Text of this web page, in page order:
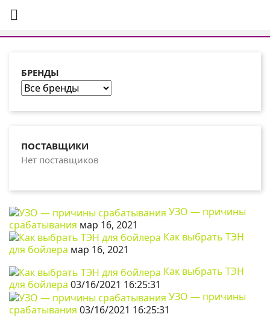

БРЕНДЫ
ПОСТАВЩИКИ
Нет поставщиков
УЗО — причины
срабатывания мар 16, 2021
Как выбрать ТЭН
для бойлера мар 16, 2021
Как выбрать ТЭН
для бойлера 03/16/2021 16:25:31
УЗО — причины
срабатывания 03/16/2021 16:25:31